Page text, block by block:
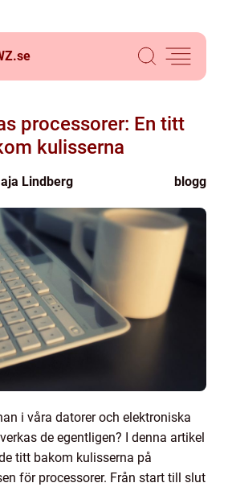
se
processorer: En titt
kulisserna
Lindberg blogg
i våra datorer och elektroniska
de egentligen? I denna artikel
titt bakom kulisserna på
för processorer. Från start till slut